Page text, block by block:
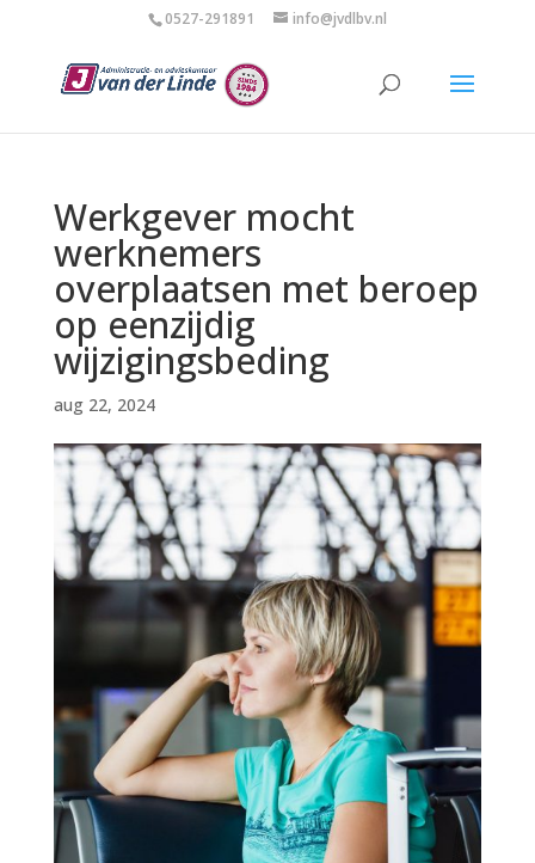
0527-291891 info@jvdlbv.nl
Werkgever mocht
werknemers
overplaatsen met beroep
op eenzijdig
wijzigingsbeding
aug 22, 2024